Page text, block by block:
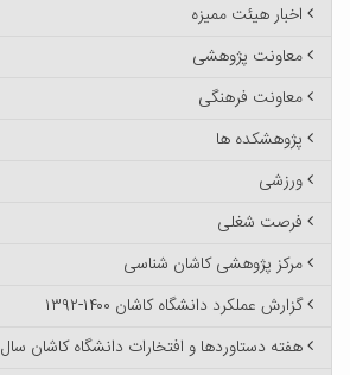
اخبار هیئت ممیزه
معاونت پژوهشی
معاونت فرهنگی
پژوهشکده ها
ورزشی
فرصت شغلی
مرکز پژوهشی کاشان شناسی
گزارش عملکرد دانشگاه کاشان ۱۴۰۰-۱۳۹۲
هفته دستاوردها و افتخارات دانشگاه کاشان سال ۱۴۰۰